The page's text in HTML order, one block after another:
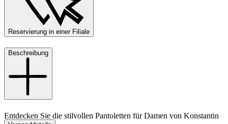
Reservierung in einer Filiale
Beschreibung
Entdecken Sie die stilvollen Pantoletten für Damen von Konstantin